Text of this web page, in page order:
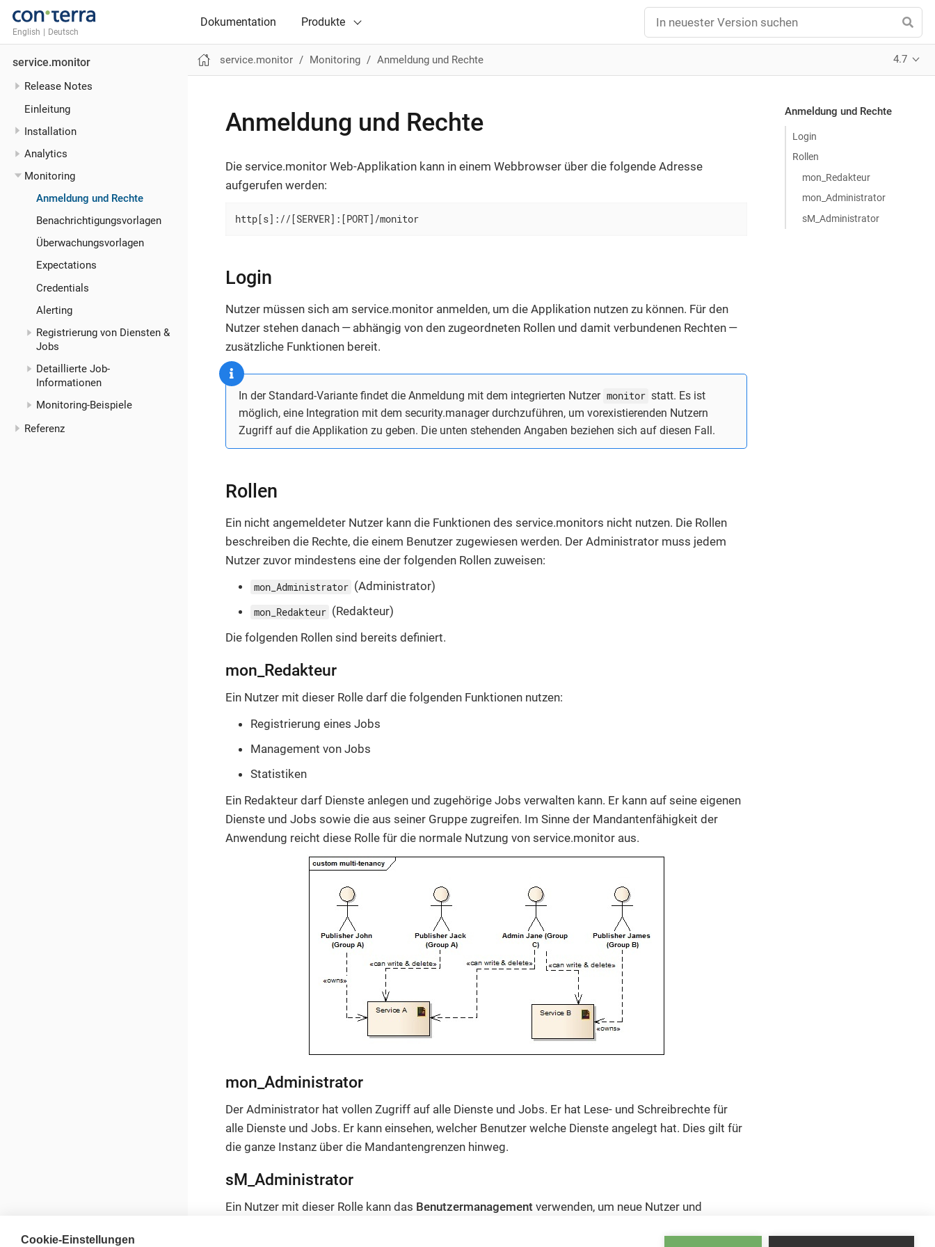
Dokumentation Produkte
English | Deutsch
service.monitor
Release Notes
Einleitung
Installation
Analytics
Monitoring
Anmeldung und Rechte
Benachrichtigungs­vorlagen
Überwachungsvorlagen
Expectations
Credentials
Alerting
Registrierung von Diensten &
Jobs
Detaillierte Job-
Informationen
Monitoring-Beispiele
Referenz
service.monitor Monitoring Anmeldung und Rechte 4.7
Anmeldung und Rechte
Login
Rollen
mon_Redakteur
mon_Administrator
sM_Administrator
Anmeldung und Rechte
Die service.monitor Web-Applikation kann in einem Webbrowser über die folgende Adresse
aufgerufen werden:
http[s]://[SERVER]:[PORT]/monitor
Login
Nutzer müssen sich am service.monitor anmelden, um die Applikation nutzen zu können. Für den
Nutzer stehen danach — abhängig von den zugeordneten Rollen und damit verbundenen Rechten —
zusätzliche Funktionen bereit.
In der Standard-Variante findet die Anmeldung mit dem integrierten Nutzer monitor statt. Es ist
möglich, eine Integration mit dem security.manager durchzuführen, um vorexistierenden Nutzern
Zugriff auf die Applikation zu geben. Die unten stehenden Angaben beziehen sich auf diesen Fall.
Rollen
Ein nicht angemeldeter Nutzer kann die Funktionen des service.monitors nicht nutzen. Die Rollen
beschreiben die Rechte, die einem Benutzer zugewiesen werden. Der Administrator muss jedem
Nutzer zuvor mindestens eine der folgenden Rollen zuweisen:
mon_Administrator (Administrator)
mon_Redakteur (Redakteur)
Die folgenden Rollen sind bereits definiert.
mon_Redakteur
Ein Nutzer mit dieser Rolle darf die folgenden Funktionen nutzen:
Registrierung eines Jobs
Management von Jobs
Statistiken
Ein Redakteur darf Dienste anlegen und zugehörige Jobs verwalten kann. Er kann auf seine eigenen
Dienste und Jobs sowie die aus seiner Gruppe zugreifen. Im Sinne der Mandantenfähigkeit der
Anwendung reicht diese Rolle für die normale Nutzung von service.monitor aus.
mon_Administrator
Der Administrator hat vollen Zugriff auf alle Dienste und Jobs. Er hat Lese- und Schreibrechte für
alle Dienste und Jobs. Er kann einsehen, welcher Benutzer welche Dienste angelegt hat. Dies gilt für
die ganze Instanz über die Mandantengrenzen hinweg.
sM_Administrator
Ein Nutzer mit dieser Rolle kann das Benutzermanagement verwenden, um neue Nutzer und
Cookie-Einstellungen